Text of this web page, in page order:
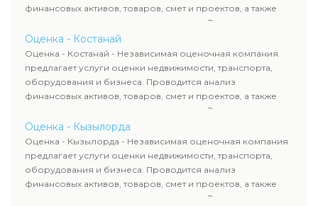
финансовых активов, товаров, смет и проектов, а также
оценка животных и недропользования. Эксперты
определяют рыночную стоимость имущества и
рассчитывают ущерб. Все отчеты соответствуют
требованиям законодательства и используются для
сделок, кредитования и судебных процессов.
Оценка - Костанай
Оценка - Костанай - Независимая оценочная компания
предлагает услуги оценки недвижимости, транспорта,
оборудования и бизнеса. Проводится анализ
финансовых активов, товаров, смет и проектов, а также
оценка животных и недропользования. Эксперты
определяют рыночную стоимость имущества и
рассчитывают ущерб. Все отчеты соответствуют
требованиям законодательства и используются для
сделок, кредитования и судебных процессов.
Оценка - Кызылорда
Оценка - Кызылорда - Независимая оценочная компания
предлагает услуги оценки недвижимости, транспорта,
оборудования и бизнеса. Проводится анализ
финансовых активов, товаров, смет и проектов, а также
оценка животных и недропользования. Эксперты